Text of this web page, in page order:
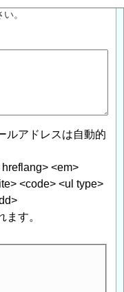
。
ルアドレスは自動的
<em>
<code> <ul type>
す。